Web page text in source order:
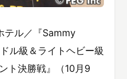
テル／『Sammy
ル級＆ライトヘビー級
ト決勝戦』（10月9